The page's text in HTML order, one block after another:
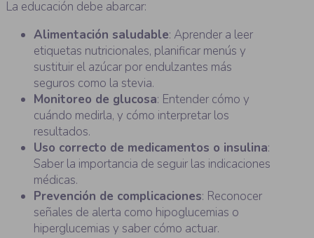
La educación debe abarcar:
Alimentación saludable: Aprender a leer
etiquetas nutricionales, planificar menús y
sustituir el azúcar por endulzantes más
seguros como la stevia.
Monitoreo de glucosa: Entender cómo y
cuándo medirla, y cómo interpretar los
resultados.
Uso correcto de medicamentos o insulina:
Saber la importancia de seguir las indicaciones
médicas.
Prevención de complicaciones: Reconocer
señales de alerta como hipoglucemias o
hiperglucemias y saber cómo actuar.